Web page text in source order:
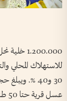
للاستهلاك المحلي